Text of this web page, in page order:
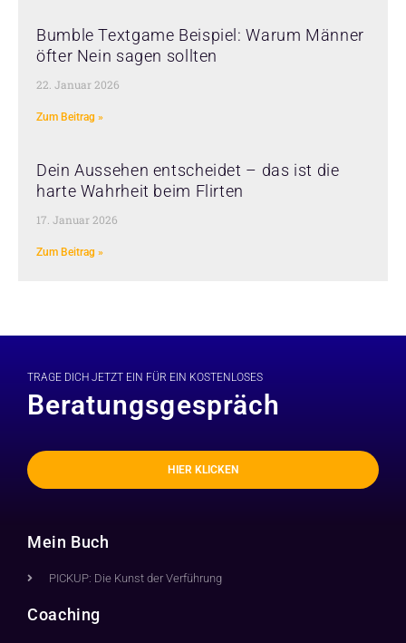
Bumble Textgame Beispiel: Warum Männer
öfter Nein sagen sollten
22. Januar 2026
Zum Beitrag »
Dein Aussehen entscheidet – das ist die
harte Wahrheit beim Flirten
17. Januar 2026
Zum Beitrag »
TRAGE DICH JETZT EIN FÜR EIN KOSTENLOSES
Beratungsgespräch
HIER KLICKEN
Mein Buch
PICKUP: Die Kunst der Verführung
Coaching